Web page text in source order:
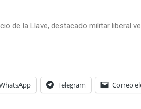
de la Llave, destacado militar liberal
Telegram Correo